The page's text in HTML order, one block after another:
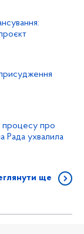
процесу про
Рада ухвалила
ще